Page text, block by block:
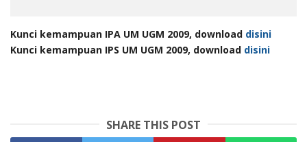
Kunci kemampuan IPA UM UGM 2009, download disini
Kunci kemampuan IPS UM UGM 2009, download disini
SHARE THIS POST